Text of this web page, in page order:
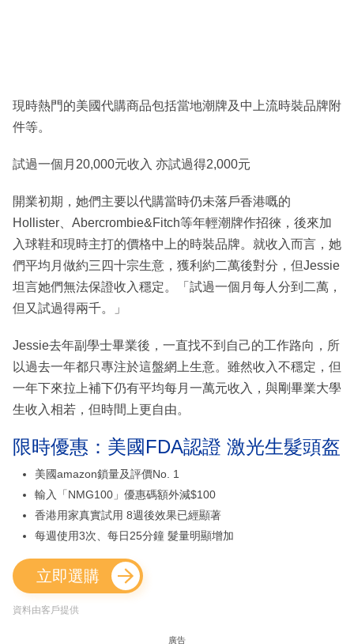
現時熱門的美國代購商品包括當地潮牌及中上流時裝品牌附
件等。
試過一個月20,000元收入 亦試過得2,000元
開業初期，她們主要以代購當時仍未落戶香港嘅的
Hollister、Abercrombie&Fitch等年輕潮牌作招徠，後來加
入球鞋和現時主打的價格中上的時裝品牌。就收入而言，她
們平均月做約三四十宗生意，獲利約二萬後對分，但Jessie
坦言她們無法保證收入穩定。「試過一個月每人分到二萬，
但又試過得兩千。」
Jessie去年副學士畢業後，一直找不到自己的工作路向，所
以過去一年都只專注於這盤網上生意。雖然收入不穩定，但
一年下來拉上補下仍有平均每月一萬元收入，與剛畢業大學
生收入相若，但時間上更自由。
限時優惠：美國FDA認證 激光生髮頭盔
美國amazon鎖量及評價No. 1
輸入「NMG100」優惠碼額外減$100
香港用家真實試用 8週後效果已經顯著
每週使用3次、每日25分鐘 髮量明顯增加
立即選購
資料由客戶提供
廣告